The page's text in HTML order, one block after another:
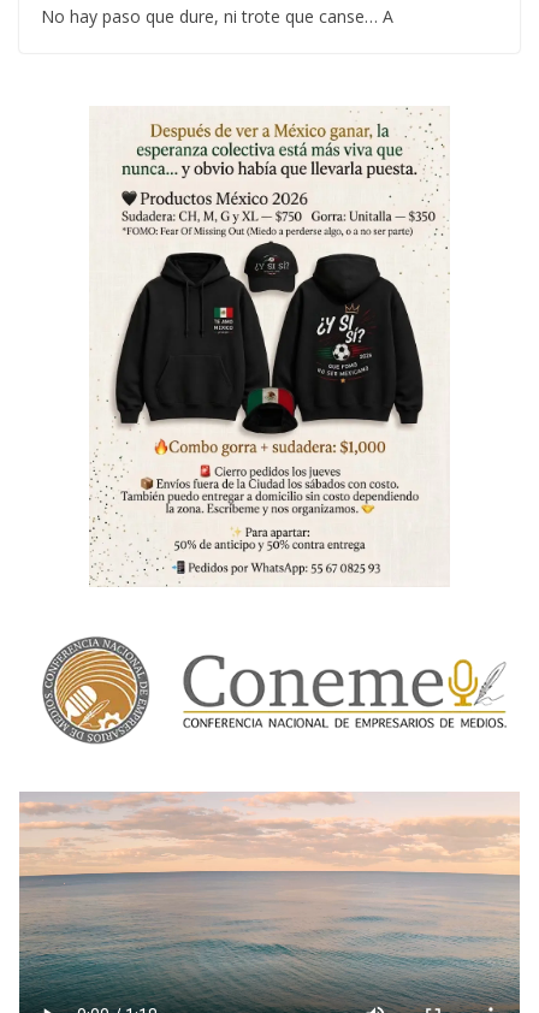
No hay paso que dure, ni trote que canse… A